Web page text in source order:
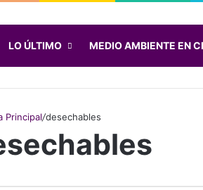
LO ÚLTIMO MEDIO AMBIENTE EN
Principal/desechables